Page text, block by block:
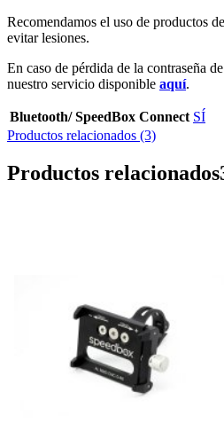
Recomendamos el uso de productos
evitar lesiones.
En caso de pérdida de la contraseña
nuestro servicio disponible aquí.
Bluetooth/ SpeedBox Connect SÍ
Productos relacionados (3)
Productos relacionados